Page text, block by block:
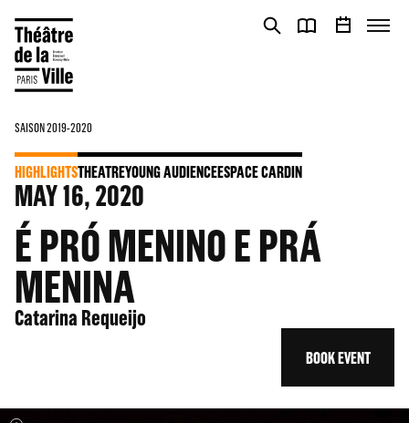
SAISON 2019-2020
HIGHLIGHTSTHEATREYOUNG AUDIENCEESPACE CARDIN
MAY16, 2020
É PRÓ MENINO E PRÁ
MENINA
Catarina Requeijo
BOOK EVENT